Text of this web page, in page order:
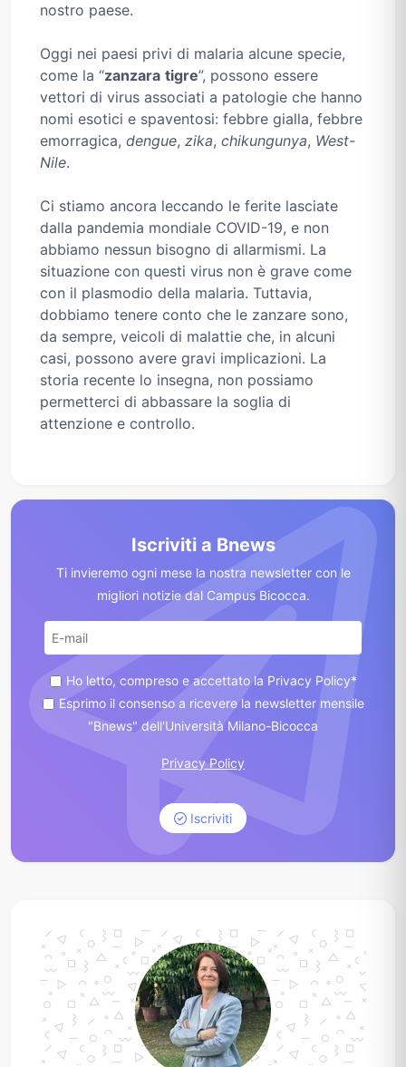
nostro paese.
Oggi nei paesi privi di malaria alcune specie,
come la “zanzara tigre”, possono essere
vettori di virus associati a patologie che hanno
nomi esotici e spaventosi: febbre gialla, febbre
emorragica, dengue, zika, chikungunya, West-
Nile.
Ci stiamo ancora leccando le ferite lasciate
dalla pandemia mondiale COVID-19, e non
abbiamo nessun bisogno di allarmismi. La
situazione con questi virus non è grave come
con il plasmodio della malaria. Tuttavia,
dobbiamo tenere conto che le zanzare sono,
da sempre, veicoli di malattie che, in alcuni
casi, possono avere gravi implicazioni. La
storia recente lo insegna, non possiamo
permetterci di abbassare la soglia di
attenzione e controllo.
Iscriviti a Bnews
Ti invieremo ogni mese la nostra newsletter con le
migliori notizie dal Campus Bicocca.
Ho letto, compreso e accettato la Privacy Policy*
Esprimo il consenso a ricevere la newsletter mensile
"Bnews" dell'Università Milano-Bicocca
Privacy Policy
Iscriviti